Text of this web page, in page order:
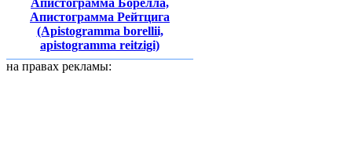
Апистограмма Борелла,
Апистограмма Рейтцига
(Apistogramma borellii,
аpistogramma reitzigi)
на правах рекламы: